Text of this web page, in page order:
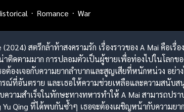
Romance War
สตรีกล้าท้าสงครามรัก เรื่องราวของ A Mai คือเ
ติดตามมาก การปลอมตัวเป็นผู้ชายเพื่อท่องไปในโลก
ต้องเจอกับความยากลำบากและสูญเสียที่หนักหน่วง อย่า
รณ์ที่อันตราย และเธอให้ความช่วยเหลือและความสนับ
ความสำเร็จในทักษะทางทหารทำให้ A Mai สามารถป
Qing ที่ได้พบกันซ้ำๆ เธอจะต้องเผชิญหน้ากับความย